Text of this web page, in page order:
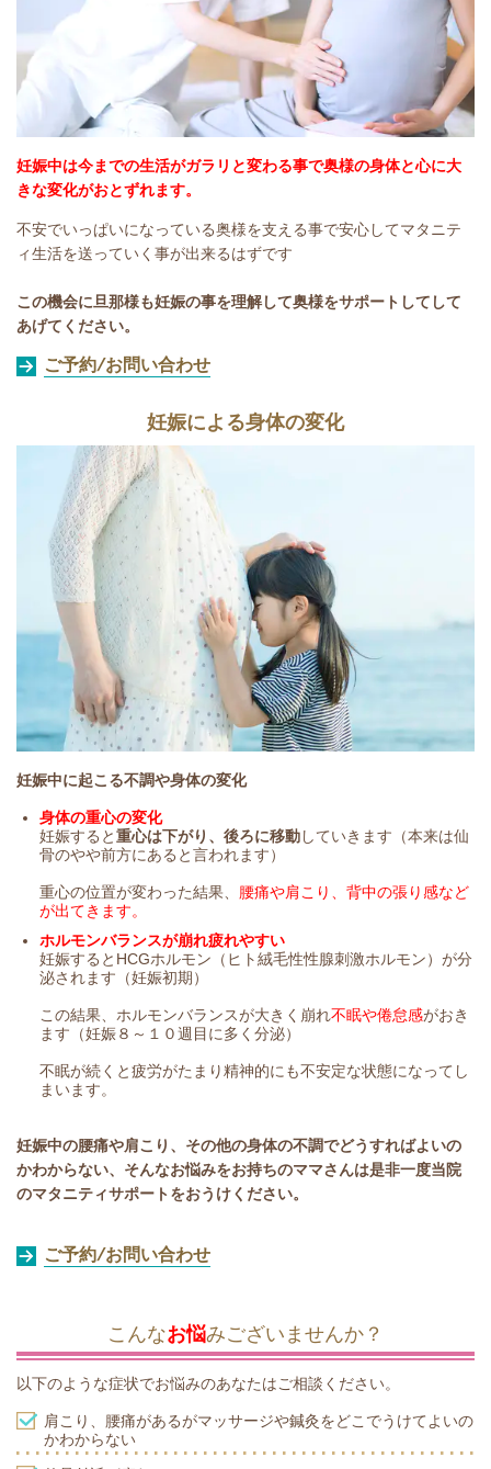
妊娠中は今までの生活がガラリと変わる事で奥様の身体と心に大
きな変化がおとずれます。
不安でいっぱいになっている奥様を支える事で安心してマタニテ
ィ生活を送っていく事が出来るはずです
この機会に旦那様も妊娠の事を理解して奥様をサポートしてして
あげてください。
ご予約/お問い合わせ
妊娠による身体の変化
妊娠中に起こる不調や身体の変化
身体の重心の変化
妊娠すると重心は下がり、後ろに移動していきます（本来は仙
骨のやや前方にあると言われます）
重心の位置が変わった結果、 腰痛や肩こり、背中の張り感など
が出てきます。
ホルモンバランスが崩れ疲れやすい
妊娠するとHCGホルモン（ヒト絨毛性性腺刺激ホルモン）が分
泌されます（妊娠初期）
この結果、ホルモンバランスが大きく崩れ不眠や倦怠感がおき
ます（妊娠８～１０週目に多く分泌）
不眠が続くと疲労がたまり精神的にも不安定な状態になってし
まいます。
妊娠中の腰痛や肩こり、その他の身体の不調でどうすればよいの
かわからない、そんなお悩みをお持ちのママさんは是非一度当院
のマタニティサポートをおうけください。
ご予約/お問い合わせ
こんなお悩みございませんか？
以下のような症状でお悩みのあなたはご相談ください。
肩こり、腰痛があるがマッサージや鍼灸をどこでうけてよいの
かわからない